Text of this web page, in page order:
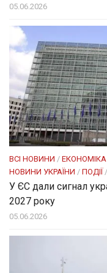
05.06.2026
ВСІ НОВИНИ / ЕКОНОМІКА
НОВИНИ УКРАЇНИ / ПОДІЇ/
У ЄС дали сигнал
2027 року
05.06.2026